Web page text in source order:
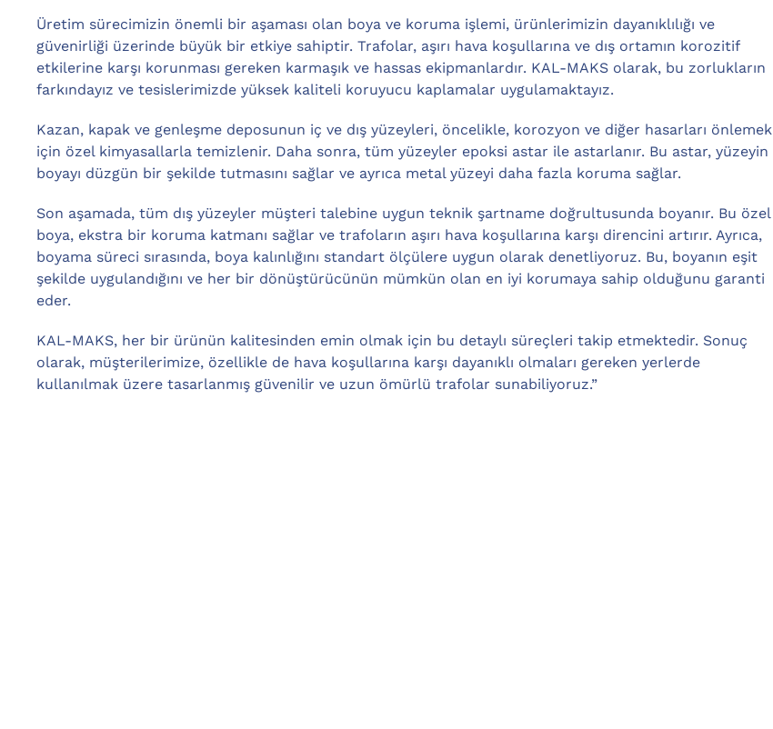
Üretim sürecimizin önemli bir aşaması olan boya ve koruma işlemi, ürünlerimizin dayanıklılığı ve
güvenirliği üzerinde büyük bir etkiye sahiptir. Trafolar, aşırı hava koşullarına ve dış ortamın korozitif
etkilerine karşı korunması gereken karmaşık ve hassas ekipmanlardır. KAL-MAKS olarak, bu zorlukların
farkındayız ve tesislerimizde yüksek kaliteli koruyucu kaplamalar uygulamaktayız.
Kazan, kapak ve genleşme deposunun iç ve dış yüzeyleri, öncelikle, korozyon ve diğer hasarları önlemek
için özel kimyasallarla temizlenir. Daha sonra, tüm yüzeyler epoksi astar ile astarlanır. Bu astar, yüzeyin
boyayı düzgün bir şekilde tutmasını sağlar ve ayrıca metal yüzeyi daha fazla koruma sağlar.
Son aşamada, tüm dış yüzeyler müşteri talebine uygun teknik şartname doğrultusunda boyanır. Bu özel
boya, ekstra bir koruma katmanı sağlar ve trafoların aşırı hava koşullarına karşı direncini artırır. Ayrıca,
boyama süreci sırasında, boya kalınlığını standart ölçülere uygun olarak denetliyoruz. Bu, boyanın eşit
şekilde uygulandığını ve her bir dönüştürücünün mümkün olan en iyi korumaya sahip olduğunu garanti
eder.
KAL-MAKS, her bir ürünün kalitesinden emin olmak için bu detaylı süreçleri takip etmektedir. Sonuç
olarak, müşterilerimize, özellikle de hava koşullarına karşı dayanıklı olmaları gereken yerlerde
kullanılmak üzere tasarlanmış güvenilir ve uzun ömürlü trafolar sunabiliyoruz.”